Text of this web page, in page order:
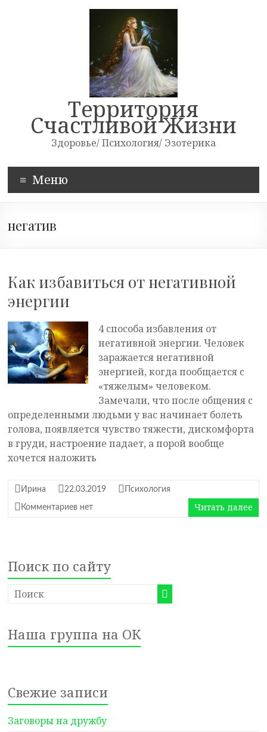
Территория
Счастливой Жизни
Здоровье/ Психология/ Эзотерика
Меню
негатив
Как избавиться от негативной
энергии
4 способа избавления от
негативной энергии. Человек
заражается негативной
энергией, когда пообщается с
«тяжелым» человеком.
Замечали, что после общения с
определенными людьми у вас начинает болеть
голова, появляется чувство тяжести, дискомфорта
в груди, настроение падает, а порой вообще
хочется наложить
Ирина 22.03.2019 Психология
Комментариев нет Читать далее
Поиск по сайту
Наша группа на ОК
Свежие записи
Заговоры на дружбу